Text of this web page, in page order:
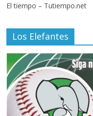
El tiempo – Tutiempo.net
Los Elefantes